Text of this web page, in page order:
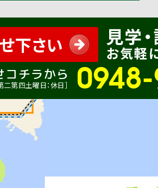
下さい 見学
お気軽
チラから
第四土曜日：休日］